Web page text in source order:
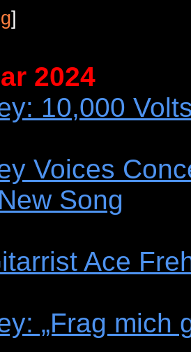
]
2024
10,000
Voices
Song
Ace
„Frag mich